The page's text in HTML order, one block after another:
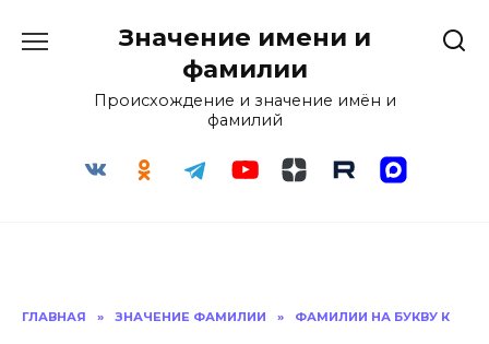
Значение имени и
фамилии
Происхождение и значение имён и
фамилий
ГЛАВНАЯ » ЗНАЧЕНИЕ ФАМИЛИИ » ФАМИЛИИ НА БУКВУ К